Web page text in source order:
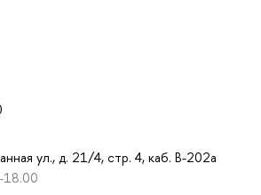
ул., д. 21/4, стр. 4, каб. В-202а
18.00